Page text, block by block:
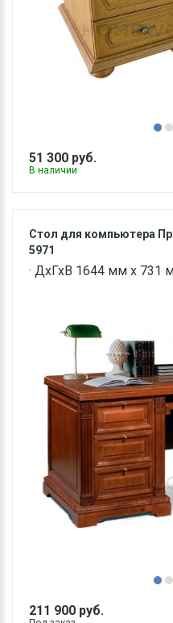
51 300 руб.
В наличии
Стол для компьютера
5971
· ДхГхВ 1644 мм х 731
211 900 руб.